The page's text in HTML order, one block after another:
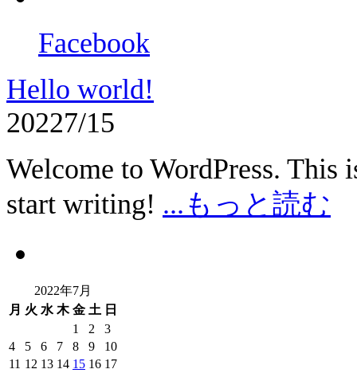
Facebook
Hello world!
20227/15
Welcome to WordPress.
start writing! ...もっと読む
2022年7月
月 火 水 木 金 土 日
1
2
3
4
5 6 7 8 9
10
11 12 13 14 15 16 17